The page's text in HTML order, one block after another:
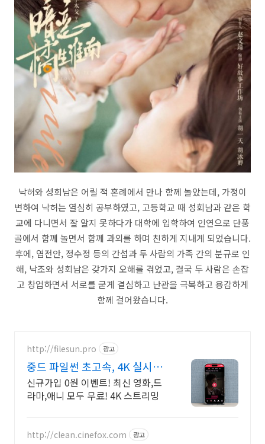
낙허와 성회남은 어릴 적 혼례에서 만나 함께 놀았는데, 가정이
변하여 낙허는 열심히 공부하였고, 고등학교 때 성회남과 같은 학
교에 다니면서 잘 알지 못하다가 대학에 입학하여 인연으로 단풍
골에서 함께 놀면서 함께 과외를 하며 친하게 지내게 되었습니다.
후에, 엽전안, 정수정 등의 간섭과 두 사람의 가족 간의 분규로 인
해, 낙조와 성회남은 갖가지 오해를 겪었고, 결국 두 사람은 손잡
고 창업하면서 서로를 굳게 결심하고 난관을 극복하고 용감하게
함께 걸어왔습니다.
http://filesun.pro 광고
중드 파일썬 초고속, 4K 실시간
보기!
신규가입 0원 이벤트! 최신 영화,드
라마,애니 모두 무료! 4K 스트리밍
http://clean.cinefox.com 광고